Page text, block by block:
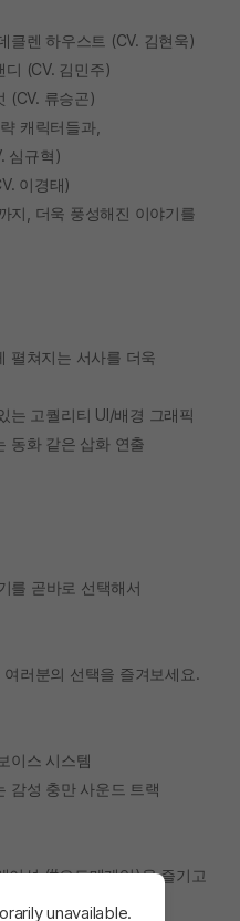
클렌 하우스트 (CV. 김현욱)
디 (CV. 김민주)
(CV. 류승곤)
캐릭터들과,
심규혁)
이경태)
지, 더욱 풍성해진 이야기를
펼쳐지는 서사를 더욱
는 고퀄리티 UI/배경 그래픽
동화 같은 삽화 연출
를 곧바로 선택해서
러분의 선택을 즐겨보세요.
이스 시스템
감성 충만 사운드 트랙
이션 (#오토메게임)을 즐기고
unavailable.